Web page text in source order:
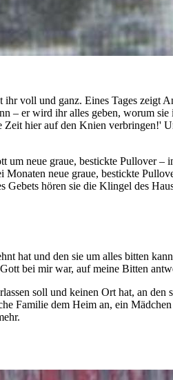
voll und ganz. Eines Tages zeigt
– er wird ihr alles geben, worum
Zeit hier auf den Knien
um neue graue, bestickte Pullover
neue graue, bestickte
hören sie die Klingel des
hat und den sie um alles bitten
bei mir war, auf meine Bitten
soll und keinen Ort hat, an
Familie dem Heim an, ein